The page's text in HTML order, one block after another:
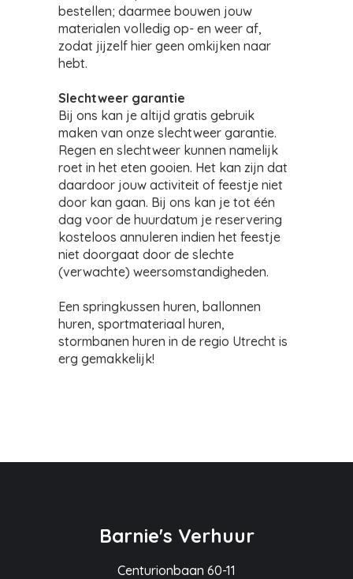
bestellen; daarmee bouwen jouw
materialen volledig op- en weer af,
zodat jijzelf hier geen omkijken naar
hebt.
Slechtweer garantie
Bij ons kan je altijd gratis gebruik
maken van onze slechtweer garantie.
Regen en slechtweer kunnen namelijk
roet in het eten gooien. Het kan zijn dat
daardoor jouw activiteit of feestje niet
door kan gaan. Bij ons kan je tot één
dag voor de huurdatum je reservering
kosteloos annuleren indien het feestje
niet doorgaat door de slechte
(verwachte) weersomstandigheden.
Een springkussen huren, ballonnen
huren, sportmateriaal huren,
stormbanen huren in de regio Utrecht is
erg gemakkelijk!
Barnie's Verhuur
Centurionbaan 60-11